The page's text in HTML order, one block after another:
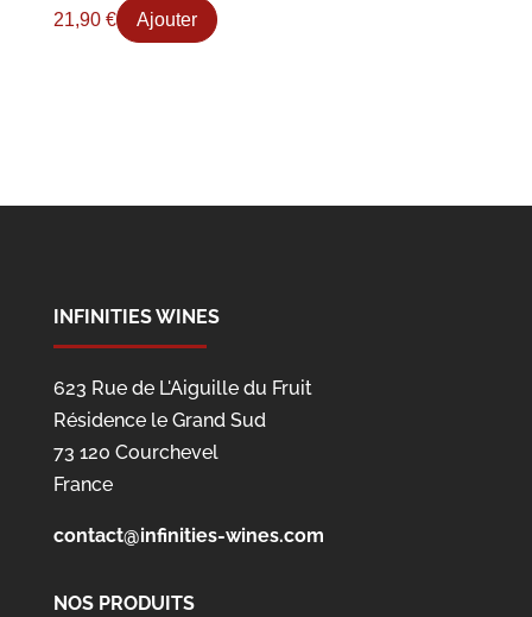
21,90 € Ajouter
INFINITIES WINES
623 Rue de L'Aiguille du Fruit
Résidence le Grand Sud
73 120 Courchevel
France
contact@infinities-wines.com
NOS PRODUITS